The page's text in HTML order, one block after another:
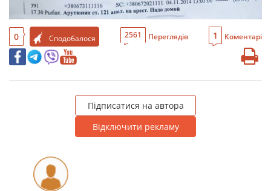
0 Сподобалося 2561 Переглядів 1 Коментарі
Підписатися на автора
Відключити рекламу